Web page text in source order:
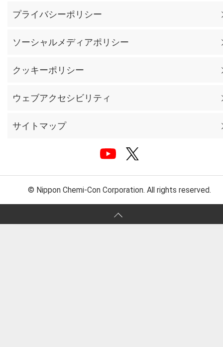
プライバシーポリシー
ソーシャルメディアポリシー
クッキーポリシー
ウェブアクセシビリティ
サイトマップ
© Nippon Chemi-Con Corporation. All rights reserved.